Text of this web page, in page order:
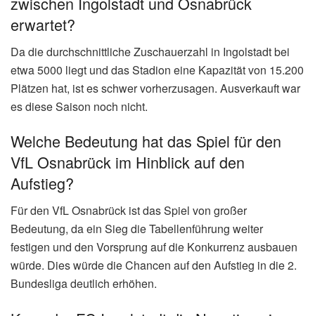
erwartet?
Da die durchschnittliche Zuschauerzahl in Ingolstadt bei
etwa 5000 liegt und das Stadion eine Kapazität von 15.200
Plätzen hat, ist es schwer vorherzusagen. Ausverkauft war
es diese Saison noch nicht.
Welche Bedeutung hat das Spiel für den
VfL Osnabrück im Hinblick auf den
Aufstieg?
Für den VfL Osnabrück ist das Spiel von großer
Bedeutung, da ein Sieg die Tabellenführung weiter
festigen und den Vorsprung auf die Konkurrenz ausbauen
würde. Dies würde die Chancen auf den Aufstieg in die 2.
Bundesliga deutlich erhöhen.